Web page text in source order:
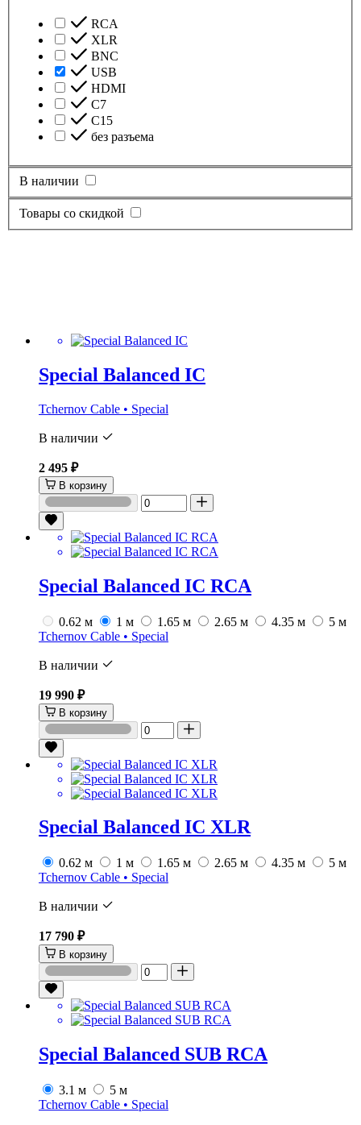
RCA
XLR
BNC
USB
HDMI
С7
C15
без разъема
В наличии
Товары со скидкой
Special Balanced IC
Tchernov Cable • Special
В наличии
2 495 ₽
В корзину
Special Balanced IC RCA
0.62 м 1 м 1.65 м 2.65 м 4.35 м
5 м
Tchernov Cable • Special
В наличии
19 990 ₽
В корзину
Special Balanced IC XLR
0.62 м 1 м 1.65 м 2.65 м 4.35 м
5 м
Tchernov Cable • Special
В наличии
17 790 ₽
В корзину
Special Balanced SUB RCA
3.1 м
5 м
Tchernov Cable • Special